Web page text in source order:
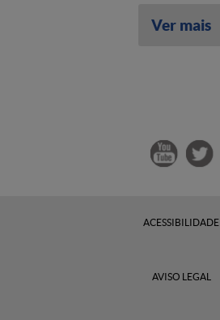
Ver mais
ACESSIBILIDADE
AVISO LEGAL